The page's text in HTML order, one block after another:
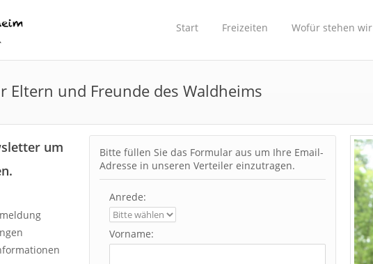
Start Freizeiten Wofür stehen wir
Eltern und Freunde des Waldheims
um
Bitte füllen Sie das Formular aus um Ihre Email-
Adresse in unseren Verteiler einzutragen.
Anrede:
Vorname: